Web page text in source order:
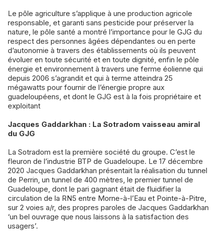
Le pôle agriculture s’applique à une production agricole
responsable, et garanti sans pesticide pour préserver la
nature, le pôle santé a montré l’importance pour le GJG du
respect des personnes âgées dépendantes ou en perte
d’autonomie à travers des établissements où ils peuvent
évoluer en toute sécurité et en toute dignité, enfin le pôle
énergie et environnement à travers une ferme éolienne qui
depuis 2006 s’agrandit et qui à terme atteindra 25
mégawatts pour fournir de l’énergie propre aux
guadeloupéens, et dont le GJG est à la fois propriétaire et
exploitant
Jacques Gaddarkhan : La Sotradom vaisseau amiral
du GJG
La Sotradom est la première société du groupe. C’est le
fleuron de l’industrie BTP de Guadeloupe. Le 17 décembre
2020 Jacques Gaddarkhan présentait la réalisation du tunnel
de Perrin, un tunnel de 400 mètres, le premier tunnel de
Guadeloupe, dont le pari gagnant était de fluidifier la
circulation de la RN5 entre Morne-à-l’Eau et Pointe-à-Pitre,
sur 2 voies a/r, des propres paroles de Jacques Gaddarkhan
‘un bel ouvrage que nous laissons à la satisfaction des
usagers’.